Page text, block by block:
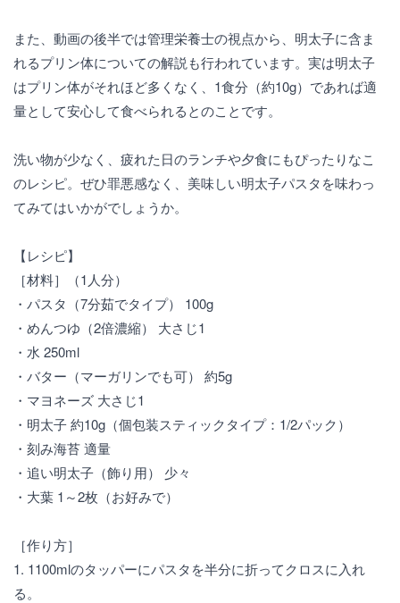
また、動画の後半では管理栄養士の視点から、明太子に含ま
れるプリン体についての解説も行われています。実は明太子
はプリン体がそれほど多くなく、1食分（約10g）であれば適
量として安心して食べられるとのことです。
洗い物が少なく、疲れた日のランチや夕食にもぴったりなこ
のレシピ。ぜひ罪悪感なく、美味しい明太子パスタを味わっ
てみてはいかがでしょうか。
【レシピ】
［材料］（1人分）
・パスタ（7分茹でタイプ） 100g
・めんつゆ（2倍濃縮） 大さじ1
・水 250ml
・バター（マーガリンでも可） 約5g
・マヨネーズ 大さじ1
・明太子 約10g（個包装スティックタイプ：1/2パック）
・刻み海苔 適量
・追い明太子（飾り用） 少々
・大葉 1～2枚（お好みで）
［作り方］
1. 1100mlのタッパーにパスタを半分に折ってクロスに入れ
る。